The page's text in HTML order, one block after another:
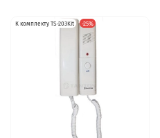
К комплекту TS-203Kit -25%